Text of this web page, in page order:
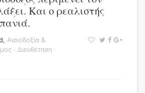
Και ο ρεαλιστής
, Αισιοδοξία &
· Διευθέτηση ·